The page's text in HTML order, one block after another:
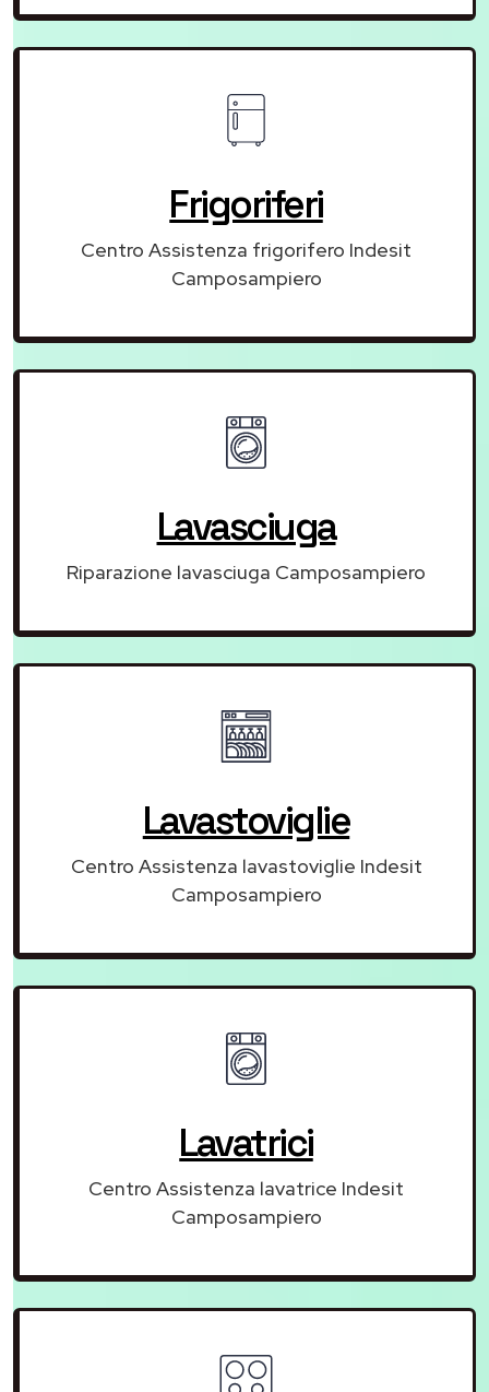
Frigoriferi
Centro Assistenza frigorifero Indesit
Camposampiero
Lavasciuga
Riparazione lavasciuga Camposampiero
Lavastoviglie
Centro Assistenza lavastoviglie Indesit
Camposampiero
Lavatrici
Centro Assistenza lavatrice Indesit
Camposampiero